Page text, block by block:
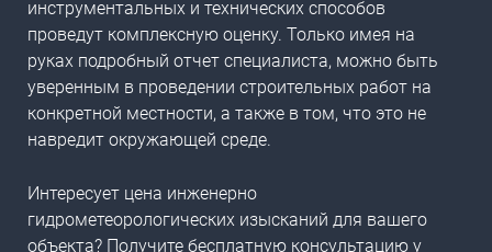
инструментальных и технических способов
проведут комплексную оценку. Только имея на
руках подробный отчет специалиста, можно быть
уверенным в проведении строительных работ на
конкретной местности, а также в том, что это не
навредит окружающей среде.
Интересует цена инженерно
гидрометеорологических изысканий для вашего
объекта? Получите бесплатную консультацию у